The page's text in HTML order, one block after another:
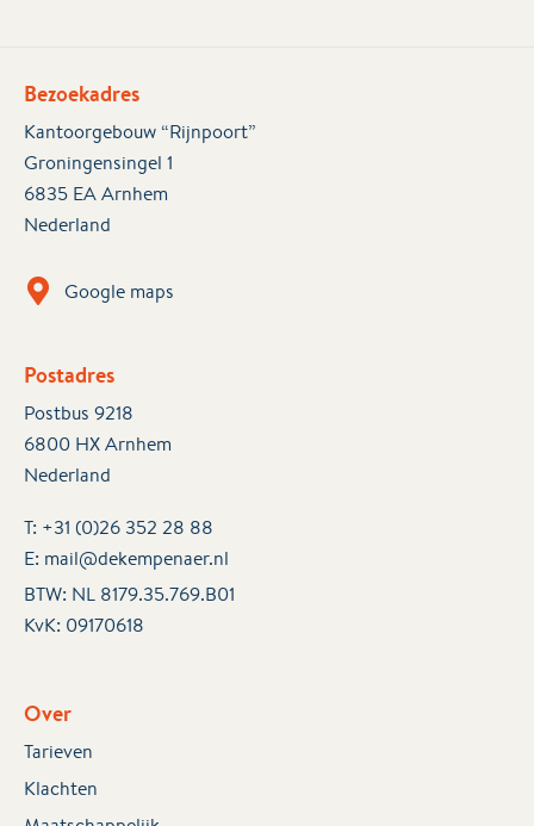
Bezoekadres
Kantoorgebouw “Rijnpoort”
Groningensingel 1
6835 EA Arnhem
Nederland
Google maps
Postadres
Postbus 9218
6800 HX Arnhem
Nederland
T: +31 (0)26 352 28 88
E: mail@dekempenaer.nl
BTW: NL 8179.35.769.B01
KvK: 09170618
Over
Tarieven
Klachten